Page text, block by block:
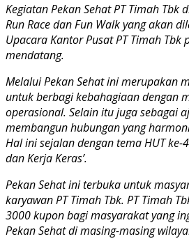
Kegiatan Pekan Sehat PT Timah Tbk
Run Race dan Fun Walk yang akan
Upacara Kantor Pusat PT Timah Tbk
mendatang.
Melalui Pekan Sehat ini merupakan
untuk berbagi kebahagiaan dengan
operasional. Selain itu juga sebagai
membangun hubungan yang
Hal ini sejalan dengan tema HUT ke-
dan Kerja Keras’.
Pekan Sehat ini terbuka untuk
karyawan PT Timah Tbk. PT Timah
3000 kupon bagi masyarakat yang
Pekan Sehat di masing-masing